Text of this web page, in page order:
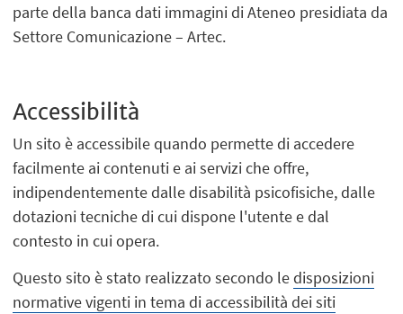
parte della banca dati immagini di Ateneo presidiata da
Settore Comunicazione – Artec.
Accessibilità
Un sito è accessibile quando permette di accedere
facilmente ai contenuti e ai servizi che offre,
indipendentemente dalle disabilità psicofisiche, dalle
dotazioni tecniche di cui dispone l'utente e dal
contesto in cui opera.
Questo sito è stato realizzato secondo ledisposizioni
normative vigenti in tema di accessibilità dei siti